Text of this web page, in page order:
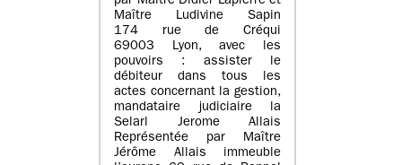
Maître Ludivine Sapin
174 rue de Créqui
69003 Lyon, avec les
pouvoirs : assister le
débiteur dans tous les
actes concernant la gestion,
mandataire judiciaire la
Selarl Jerome Allais
Représentée par Maître
Jérôme Allais immeuble